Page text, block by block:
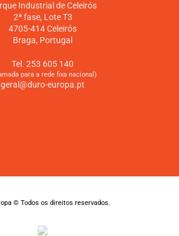
Industrial de Celeirós
2ª fase, Lote T3
4705-414 Celeirós
Braga, Portugal
Tel. 253 605 140
para a rede fixa nacional)
geral@duro-europa.pt
© Todos os direitos reservados.